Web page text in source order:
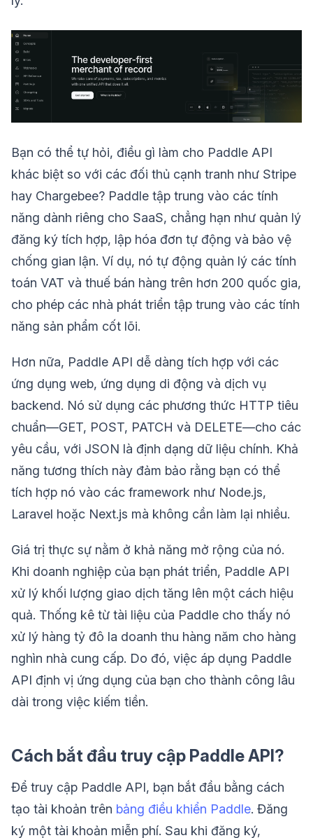
Bạn có thể tự hỏi, điều gì làm cho Paddle API
khác biệt so với các đối thủ cạnh tranh như Stripe
hay Chargebee? Paddle tập trung vào các tính
năng dành riêng cho SaaS, chẳng hạn như quản lý
đăng ký tích hợp, lập hóa đơn tự động và bảo vệ
chống gian lận. Ví dụ, nó tự động quản lý các tính
toán VAT và thuế bán hàng trên hơn 200 quốc gia,
cho phép các nhà phát triển tập trung vào các tính
năng sản phẩm cốt lõi.
Hơn nữa, Paddle API dễ dàng tích hợp với các
ứng dụng web, ứng dụng di động và dịch vụ
backend. Nó sử dụng các phương thức HTTP tiêu
chuẩn—GET, POST, PATCH và DELETE—cho các
yêu cầu, với JSON là định dạng dữ liệu chính. Khả
năng tương thích này đảm bảo rằng bạn có thể
tích hợp nó vào các framework như Node.js,
Laravel hoặc Next.js mà không cần làm lại nhiều.
Giá trị thực sự nằm ở khả năng mở rộng của nó.
Khi doanh nghiệp của bạn phát triển, Paddle API
xử lý khối lượng giao dịch tăng lên một cách hiệu
quả. Thống kê từ tài liệu của Paddle cho thấy nó
xử lý hàng tỷ đô la doanh thu hàng năm cho hàng
nghìn nhà cung cấp. Do đó, việc áp dụng Paddle
API định vị ứng dụng của bạn cho thành công lâu
dài trong việc kiếm tiền.
Cách bắt đầu truy cập Paddle API?
Để truy cập Paddle API, bạn bắt đầu bằng cách
tạo tài khoản trên bảng điều khiển Paddle. Đăng
ký một tài khoản miễn phí. Sau khi đăng ký,